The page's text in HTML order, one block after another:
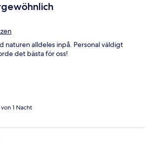
naturen alldeles inpå. Personal väldigt
det bästa för oss!
1 Nacht